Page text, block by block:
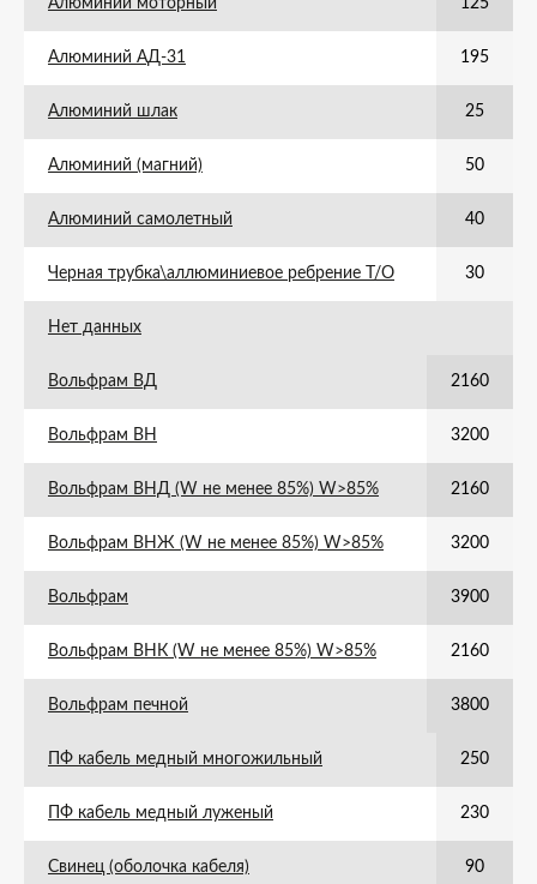
Алюминий моторный 125
Алюминий АД-31 195
Алюминий шлак 25
Алюминий (магний) 50
Алюминий самолетный 40
Черная трубка\аллюминиевое ребрение Т/О 30
Нет данных
Вольфрам ВД 2160
Вольфрам ВН 3200
Вольфрам ВНД (W не менее 85%) W>85% 2160
Вольфрам ВНЖ (W не менее 85%) W>85% 3200
Вольфрам 3900
Вольфрам ВНК (W не менее 85%) W>85% 2160
Вольфрам печной 3800
ПФ кабель медный многожильный 250
ПФ кабель медный луженый 230
Свинец (оболочка кабеля) 90